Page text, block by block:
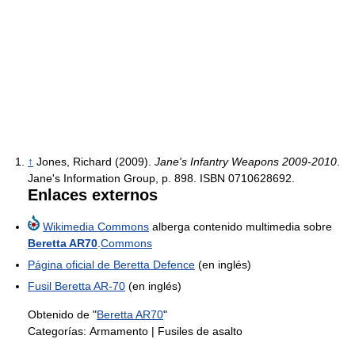
↑ Jones, Richard (2009). Jane's Infantry Weapons 2009-2010
Jane's Information Group, p. 898. ISBN 0710628692.
Enlaces externos
Wikimedia Commons alberga contenido multimedia sobre
Beretta AR70 Commons
Página oficial de Beretta Defence (en inglés)
Fusil Beretta AR-70 (en inglés)
Obtenido de "Beretta AR70"
Categorías: Armamento | Fusiles de asalto